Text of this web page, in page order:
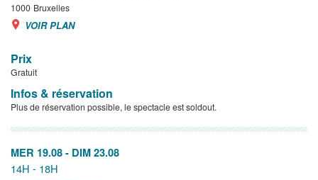
1000 Bruxelles
VOIR PLAN
Prix
Gratuit
Infos & réservation
Plus de réservation possible, le spectacle est soldout.
MER 19.08 - DIM 23.08
14H - 18H